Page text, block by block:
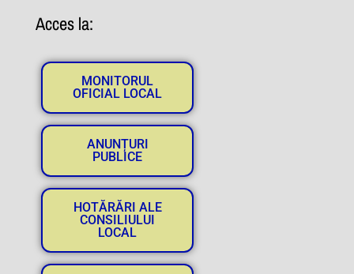
Acces la:
MONITORUL
OFICIAL LOCAL
ANUNȚURI
PUBLICE
HOTĂRĂRI ALE
CONSILIULUI
LOCAL